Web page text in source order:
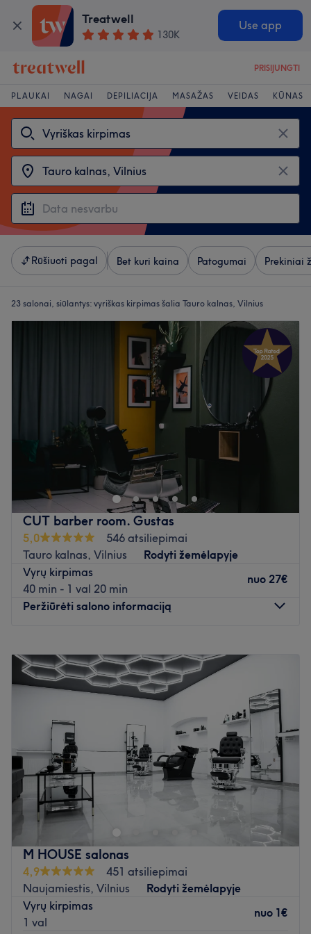
Treatwell
130K
Use app
PRISIJUNGTI
PLAUKAI NAGAI DEPILIACIJA MASAŽAS VEIDAS KŪNAS
Rūšiuoti pagal Bet kuri kaina Patogumai Prekiniai
23 salonai, siūlantys: vyriškas kirpimas šalia Tauro kalnas, Vilnius
CUT barber room. Gustas
5,0
546 atsiliepimai
Tauro kalnas, Vilnius
Rodyti žemėlapyje
Vyrų kirpimas
40 min - 1 val 20 min
nuo 27€
Peržiūrėti salono informaciją
Antradienis
10:00–19:30
Trečiadienis
10:00
Ketvirtadienis
19:30
10:00–19:30
Šeštadienis
10:00–17:00
Sekmadienis
Uždaryta
PARKINGAS!
Yra nemokama parkingo vietą jūsų automobiliui prie pat
kirpyklos, tik reikia man pranešti telefonu +37067042461
Cut Barber Room – J. Jasinskio g. 3, Vilnius
Nauja, stilinga kirpykla miesto centre, kur kiekvienas
apsilankymas tampa patirtimi. Čia dirba kirpėjas Gustas,
kuris pasirūpins, kad tavo šukuosena būtų nepriekaištinga
– nuo klasikinio vyriško kirpimo iki modernesnių stilių.
M HOUSE salonas
4,9
451 atsiliepimai
Naujamiestis, Vilnius
Rodyti žemėlapyje
Vyrų kirpimas
1 val
nuo 1€